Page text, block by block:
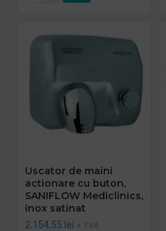
Uscator de maini
actionare cu buton,
SANIFLOW Mediclinics,
inox satinat
2.154,55 lei + TVA